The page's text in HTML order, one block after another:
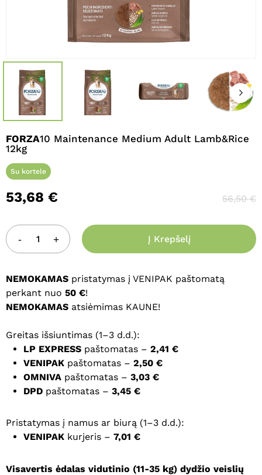
FORZA10 Maintenance Medium Adult Lamb&Rice
12kg
Su kortele
53,68 € 56,50€
Į Krepšelį
NEMOKAMAS pristatymas į VENIPAK paštomatą
perkant nuo 50 €!
NEMOKAMAS atsiėmimas KAUNE!
Greitas išsiuntimas (1–3 d.d.):
LP EXPRESS paštomatas – 2,41 €
VENIPAK paštomatas – 2,50 €
OMNIVA paštomatas – 3,03 €
DPD paštomatas – 3,45 €
Pristatymas į namus ar biurą (1–3 d.d.):
VENIPAK kurjeris – 7,01 €
Visavertis ėdalas vidutinio (11-35 kg) dydžio veislių
Pavadinimas*
El. paštas
Noriu savo interneto naršyklėje